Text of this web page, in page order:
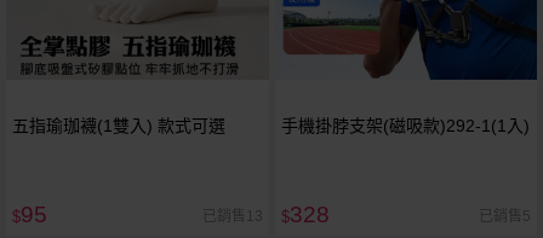
五指瑜珈襪(1雙入) 款式可選
$95 已銷售13
手機掛脖支架(磁吸款)292-1(1入)
$328 已銷售5